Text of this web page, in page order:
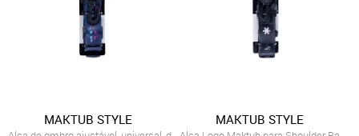
MAKTUB STYLE MAKTUB STYLE